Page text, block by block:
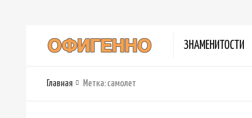
ЗНАМЕНИТОСТИ
Главная Метка: самолет